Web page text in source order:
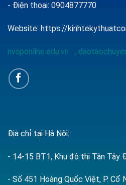
- Điện thoại: 0904877770
Website: https://
nvsponline.edu.vn ,
Địa chỉ tại Hà Nội:
- 14-15 BT1, Khu đô thị Tân Tây
- Số 451 Hoàng Quốc Việt, P. Cổ